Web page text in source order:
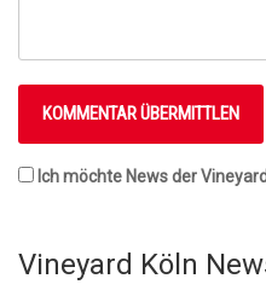
Ich möchte News der
Vineyard Köln